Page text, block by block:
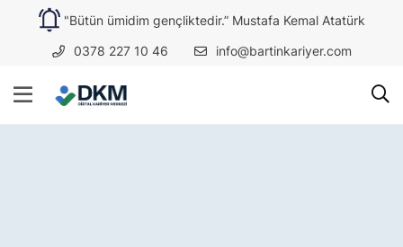
"Bütün ümidim gençliktedir.” Mustafa Kemal Atatürk
0378 227 10 46 info@bartinkariyer.com